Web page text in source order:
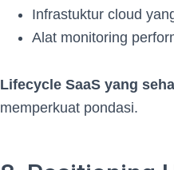
Infrastuktur cloud
Alat monitoring
Lifecycle SaaS yang
memperkuat pondasi.